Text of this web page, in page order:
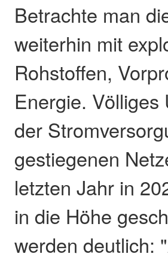
Betrachte man
weiterhin mit
Rohstoffen,
Energie.
der
gestiegenen
letzten Jahr in
in die Höhe
werden deutlich: